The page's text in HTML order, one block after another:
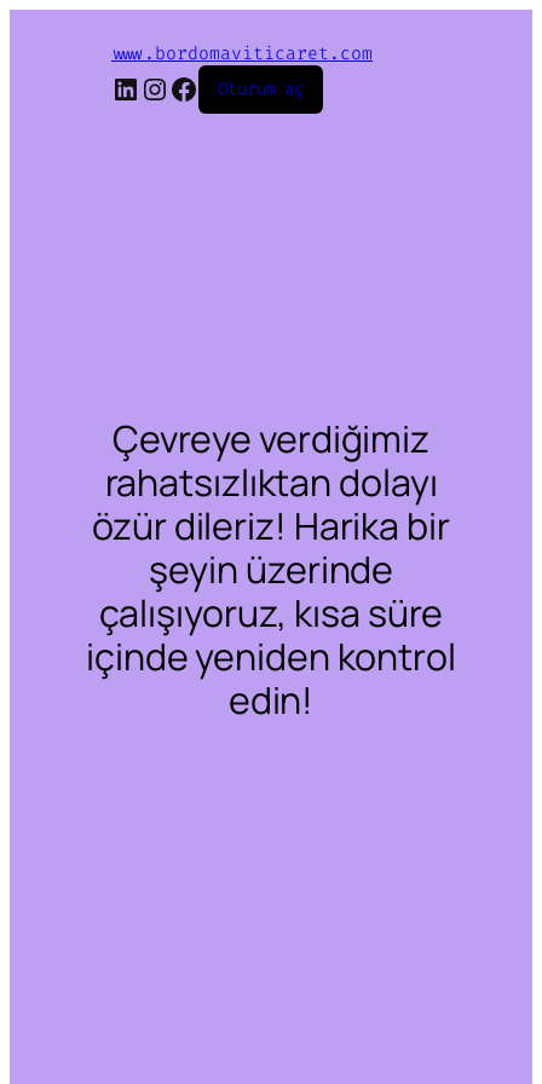
www.bordomaviticaret.com
LinkedIn
Instagram
Facebook
Oturum aç
Çevreye verdiğimiz
rahatsızlıktan dolayı
özür dileriz! Harika bir
şeyin üzerinde
çalışıyoruz, kısa süre
içinde yeniden kontrol
edin!